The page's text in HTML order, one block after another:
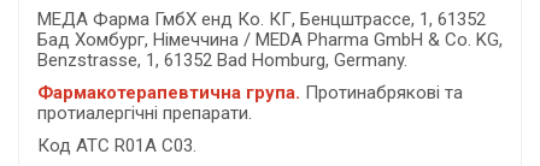
МЕДА Фарма ГмбХ енд Ко. КГ, Бенцштрассе, 1, 61352
Бад Хомбург, Німеччина / MEDA Pharma GmbH & Co. KG,
Benzstrasse, 1, 61352 Bad Homburg, Germany.
Фармакотерапевтична група. Протинабрякові та
протиалергічні препарати.
Код АТС R01А С03.